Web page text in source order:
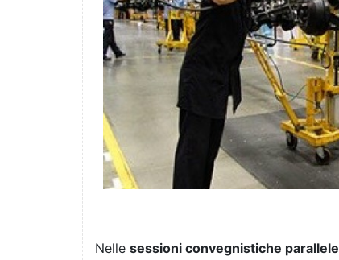
Nelle sessioni convegnistiche parallele